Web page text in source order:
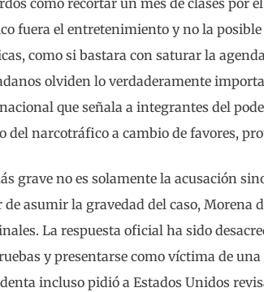
como recortar un mes de clases por
fuera el entretenimiento y no la
como si bastara con saturar la
olviden lo verdaderamente
que señala a integrantes del
del narcotráfico a cambio de favores,
grave no es solamente la acusación
de asumir la gravedad del caso, Morena
La respuesta oficial ha sido
y presentarse como víctima de
incluso pidió a Estados Unidos